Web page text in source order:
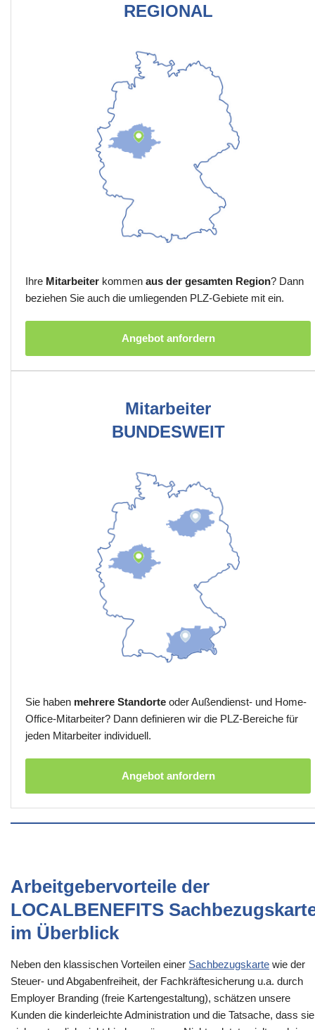
REGIONAL
Ihre Mitarbeiter kommen aus der gesamten Region? Dann
beziehen Sie auch die umliegenden PLZ-Gebiete mit ein.
Angebot anfordern
Mitarbeiter
BUNDESWEIT
Sie haben mehrere Standorte oder Außendienst- und Home-
Office-Mitarbeiter? Dann definieren wir die PLZ-Bereiche für
jeden Mitarbeiter individuell.
Angebot anfordern
Arbeitgebervorteile der
LOCALBENEFITS
im Überblick
Neben den klassischen Vorteilen einer Sachbezugskarte wie der
Steuer- und Abgabenfreiheit, der Fachkräftesicherung u.a. durch
Employer Branding (freie Kartengestaltung), schätzen unsere
Kunden die kinderleichte Administration und die Tatsache, dass sie